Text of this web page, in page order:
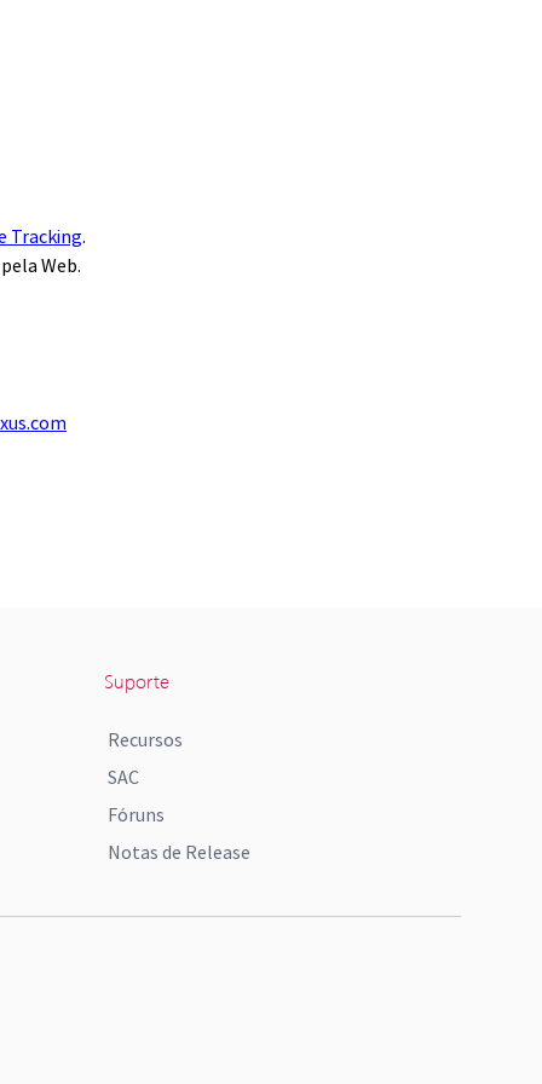
Tracking.
Web.
Suporte
Recursos
SAC
Fóruns
Notas de Release